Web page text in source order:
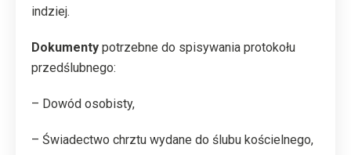
indziej.
Dokumenty potrzebne do spisywania protokołu
przedślubnego:
– Dowód osobisty,
– Świadectwo chrztu wydane do ślubu kościelnego,